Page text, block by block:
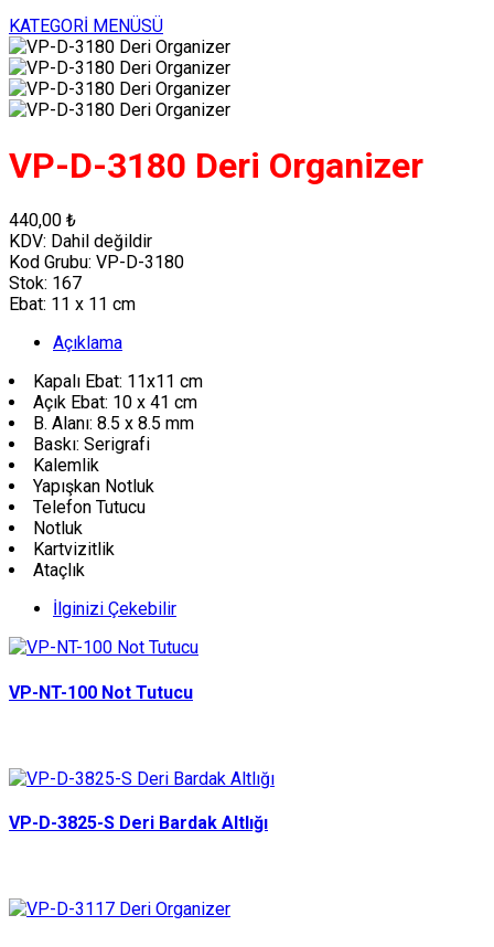
KATEGORİ MENÜSÜ
VP-D-3180 Deri Organizer
440,00 ₺
KDV: Dahil değildir
Kod Grubu: VP-D-3180
Stok: 167
Ebat: 11 x 11 cm
Açıklama
Kapalı Ebat: 11x11 cm
Açık Ebat: 10 x 41 cm
B. Alanı: 8.5 x 8.5 mm
Baskı: Serigrafi
Kalemlik
Yapışkan Notluk
Telefon Tutucu
Notluk
Kartvizitlik
Ataçlık
İlginizi Çekebilir
VP-NT-100 Not Tutucu
VP-D-3825-S Deri Bardak Altlığı